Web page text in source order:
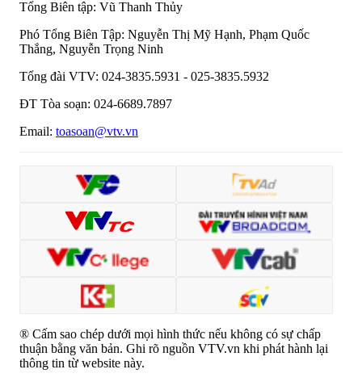
Tổng Biên tập: Vũ Thanh Thủy
Phó Tổng Biên Tập: Nguyễn Thị Mỹ Hạnh, Phạm Quốc
Thắng, Nguyễn Trọng Ninh
Tổng đài VTV: 024-3835.5931 - 025-3835.5932
ĐT Tòa soạn: 024-6689.7897
Email: toasoan@vtv.vn
® Cấm sao chép dưới mọi hình thức nếu không có sự chấp
thuận bằng văn bản. Ghi rõ nguồn VTV.vn khi phát hành lại
thông tin từ website này.